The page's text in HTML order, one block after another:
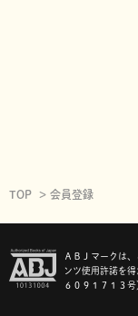
TOP 会員登録
ＡＢＪマークは
ンツ使用許諾を
６０９１７１３号